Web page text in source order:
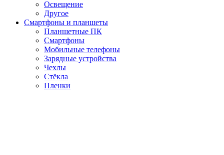
Освещение
Другое
Смартфоны и планшеты
Планшетные ПК
Смартфоны
Мобильные телефоны
Зарядные устройства
Чехлы
Стёкла
Пленки